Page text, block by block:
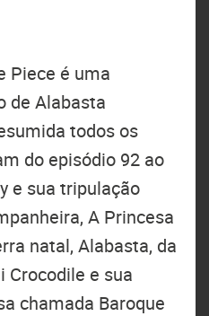
Piece é uma
de Alabasta
todos os
do episódio 92 ao
e sua tripulação
A Princesa
natal, Alabasta, da
Crocodile e sua
chamada Baroque